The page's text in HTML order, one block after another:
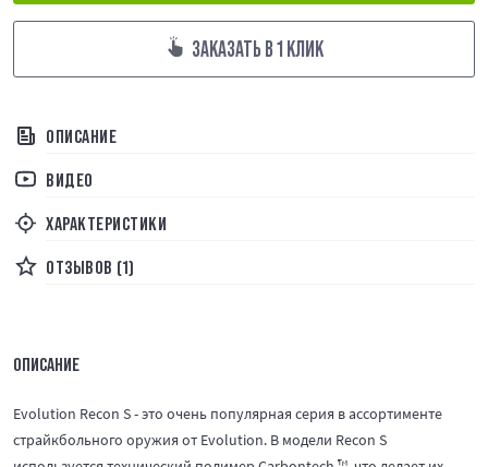
ЗАКАЗАТЬ В 1 КЛИК
ОПИСАНИЕ
ВИДЕО
ХАРАКТЕРИСТИКИ
ОТЗЫВОВ (1)
ОПИСАНИЕ
Evolution Recon S - это очень популярная серия в ассортименте
страйкбольного оружия от Evolution. В модели Recon S